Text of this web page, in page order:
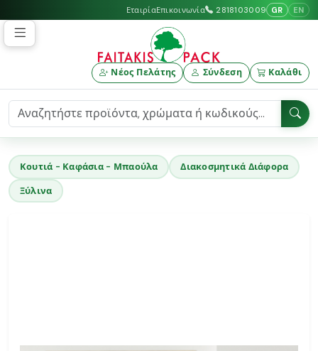
ΕταιρίαΕπικοινωνία 2818103009 GR EN
Νέος Πελάτης Σύνδεση Καλάθι
Κουτιά - Καφάσια - Μπαούλα
Διακοσμητικά Διάφορα
Ξύλινα